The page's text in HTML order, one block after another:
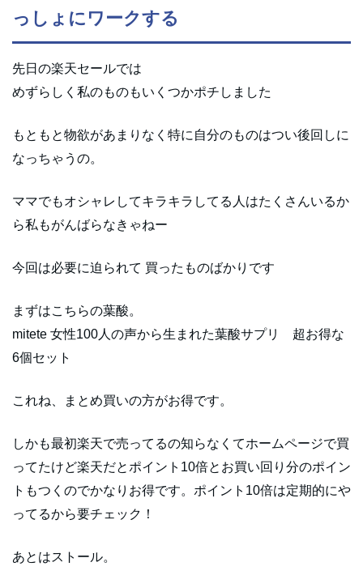
っしょにワークする
先日の楽天セールでは
めずらしく私のものもいくつかポチしました
もともと物欲があまりなく特に自分のものはつい後回しに
なっちゃうの。
ママでもオシャレしてキラキラしてる人はたくさんいるか
ら私もがんばらなきゃねー
今回は必要に迫られて 買ったものばかりです
まずはこちらの葉酸。
mitete 女性100人の声から生まれた葉酸サプリ 超お得な
6個セット
これね、まとめ買いの方がお得です。
しかも最初楽天で売ってるの知らなくてホームページで買
ってたけど楽天だとポイント10倍とお買い回り分のポイン
トもつくのでかなりお得です。ポイント10倍は定期的にや
ってるから要チェック！
あとはストール。